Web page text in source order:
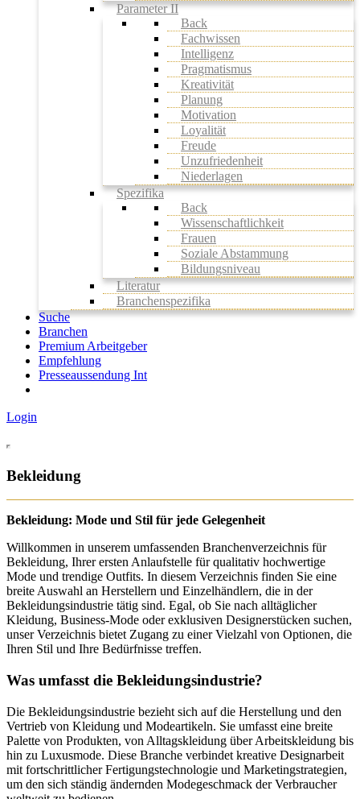
Parameter II
Back
Fachwissen
Intelligenz
Pragmatismus
Kreativität
Planung
Motivation
Loyalität
Freude
Unzufriedenheit
Niederlagen
Spezifika
Back
Wissenschaftlichkeit
Frauen
Soziale Abstammung
Bildungsniveau
Literatur
Branchenspezifika
Suche
Branchen
Premium Arbeitgeber
Empfehlung
Presseaussendung Int
Login
Bekleidung
Bekleidung: Mode und Stil für jede Gelegenheit
Willkommen in unserem umfassenden Branchenverzeichnis für
Bekleidung, Ihrer ersten Anlaufstelle für qualitativ hochwertige
Mode und trendige Outfits. In diesem Verzeichnis finden Sie eine
breite Auswahl an Herstellern und Einzelhändlern, die in der
Bekleidungsindustrie tätig sind. Egal, ob Sie nach alltäglicher
Kleidung, Business-Mode oder exklusiven Designerstücken suchen,
unser Verzeichnis bietet Zugang zu einer Vielzahl von Optionen, die
Ihren Stil und Ihre Bedürfnisse treffen.
Was umfasst die Bekleidungsindustrie?
Die Bekleidungsindustrie bezieht sich auf die Herstellung und den
Vertrieb von Kleidung und Modeartikeln. Sie umfasst eine breite
Palette von Produkten, von Alltagskleidung über Arbeitskleidung bis
hin zu Luxusmode. Diese Branche verbindet kreative Designarbeit
mit fortschrittlicher Fertigungstechnologie und Marketingstrategien,
um den sich ständig ändernden Modegeschmack der Verbraucher